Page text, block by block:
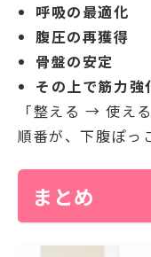
呼吸の最適化
腹圧の再獲得
骨盤の安定
その上で筋力強
「整える → 使え
順番が、下腹ぽっ
まとめ